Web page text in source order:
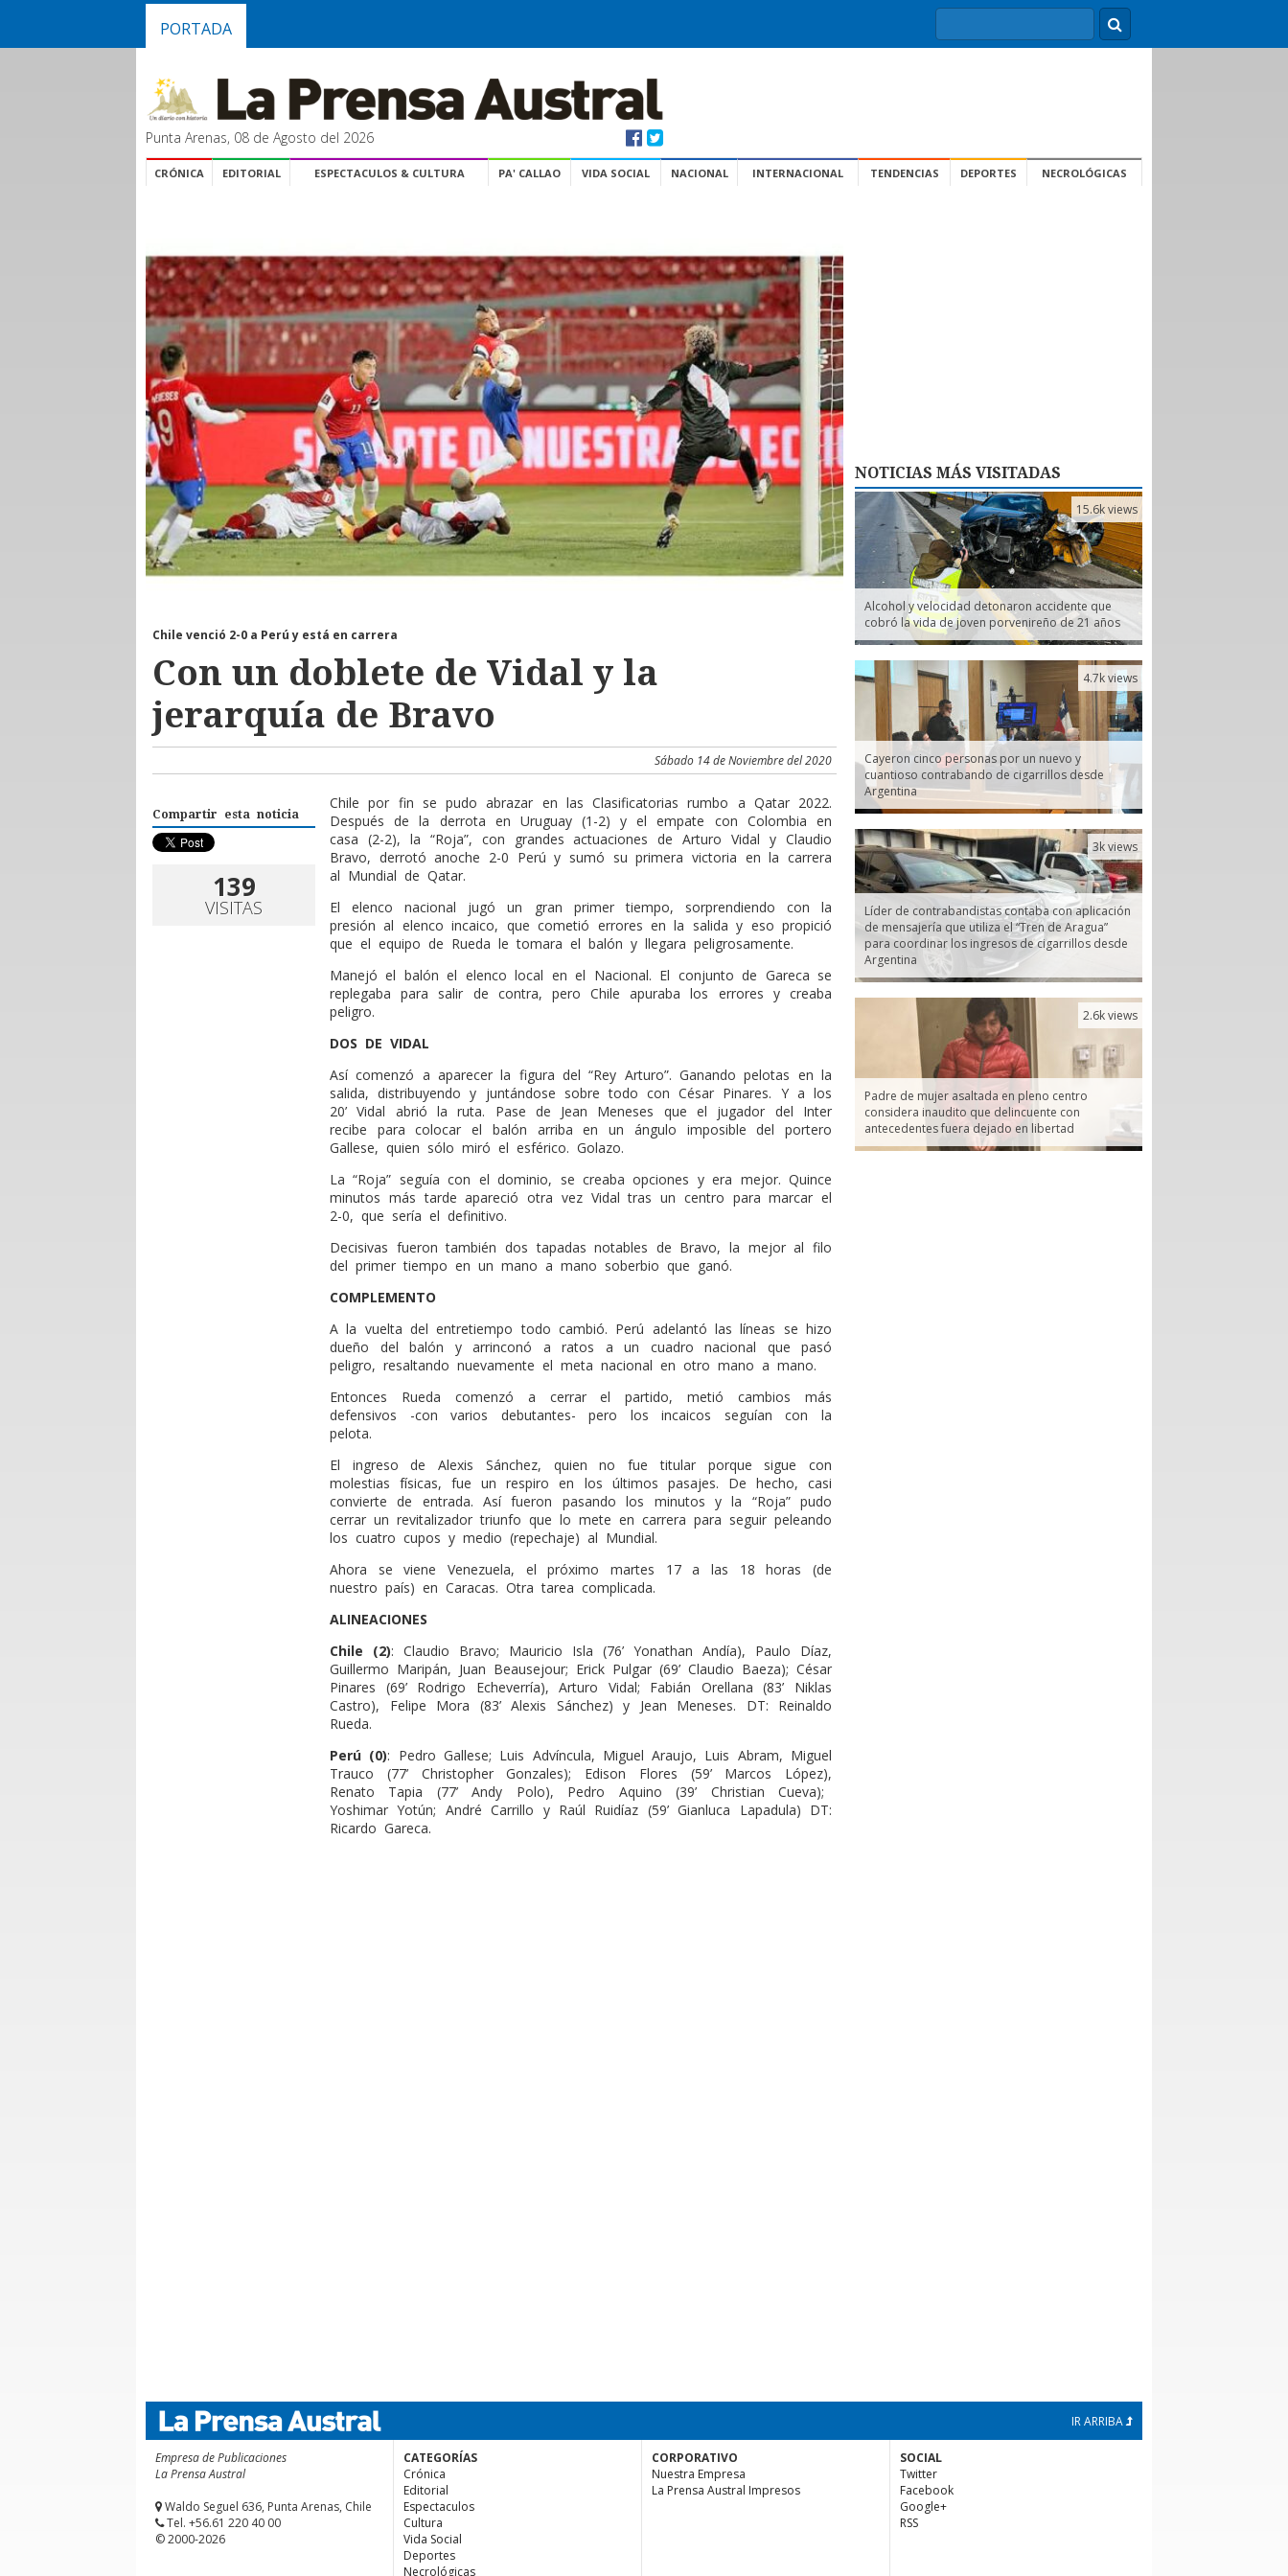
PORTADA
Punta Arenas, 08 de Agosto del 2026
CRÓNICA EDITORIAL ESPECTACULOS & CULTURA PA' CALLAO VIDA SOCIAL NACIONAL INTERNACIONAL TENDENCIAS DEPORTES NECROLÓGICAS
Chile venció 2-0 a Perú y está en carrera
Con un doblete de Vidal y la
jerarquía de Bravo
Sábado 14 de Noviembre del 2020
Compartir esta noticia
139
VISITAS
Chile por fin se pudo abrazar en las Clasificatorias rumbo a Qatar 2022.
Después de la derrota en Uruguay (1-2) y el empate con Colombia en
casa (2-2), la “Roja”, con grandes actuaciones de Arturo Vidal y Claudio
Bravo, derrotó anoche 2-0 Perú y sumó su primera victoria en la carrera
al Mundial de Qatar.
El elenco nacional jugó un gran primer tiempo, sorprendiendo con la
presión al elenco incaico, que cometió errores en la salida y eso propició
que el equipo de Rueda le tomara el balón y llegara peligrosamente.
Manejó el balón el elenco local en el Nacional. El conjunto de Gareca se
replegaba para salir de contra, pero Chile apuraba los errores y creaba
peligro.
DOS DE VIDAL
Así comenzó a aparecer la figura del “Rey Arturo”. Ganando pelotas en la
salida, distribuyendo y juntándose sobre todo con César Pinares. Y a los
20’ Vidal abrió la ruta. Pase de Jean Meneses que el jugador del Inter
recibe para colocar el balón arriba en un ángulo imposible del portero
Gallese, quien sólo miró el esférico. Golazo.
La “Roja” seguía con el dominio, se creaba opciones y era mejor. Quince
minutos más tarde apareció otra vez Vidal tras un centro para marcar el
2-0, que sería el definitivo.
Decisivas fueron también dos tapadas notables de Bravo, la mejor al filo
del primer tiempo en un mano a mano soberbio que ganó.
COMPLEMENTO
A la vuelta del entretiempo todo cambió. Perú adelantó las líneas se hizo
dueño del balón y arrinconó a ratos a un cuadro nacional que pasó
peligro, resaltando nuevamente el meta nacional en otro mano a mano.
Entonces Rueda comenzó a cerrar el partido, metió cambios más
defensivos -con varios debutantes- pero los incaicos seguían con la
pelota.
El ingreso de Alexis Sánchez, quien no fue titular porque sigue con
molestias físicas, fue un respiro en los últimos pasajes. De hecho, casi
convierte de entrada. Así fueron pasando los minutos y la “Roja” pudo
cerrar un revitalizador triunfo que lo mete en carrera para seguir peleando
los cuatro cupos y medio (repechaje) al Mundial.
Ahora se viene Venezuela, el próximo martes 17 a las 18 horas (de
nuestro país) en Caracas. Otra tarea complicada.
ALINEACIONES
Chile (2): Claudio Bravo; Mauricio Isla (76’ Yonathan Andía), Paulo Díaz,
Guillermo Maripán, Juan Beausejour; Erick Pulgar (69’ Claudio Baeza); César
Pinares (69’ Rodrigo Echeverría), Arturo Vidal; Fabián Orellana (83’ Niklas
Castro), Felipe Mora (83’ Alexis Sánchez) y Jean Meneses. DT: Reinaldo
Rueda.
Perú (0): Pedro Gallese; Luis Advíncula, Miguel Araujo, Luis Abram, Miguel
Trauco (77’ Christopher Gonzales); Edison Flores (59’ Marcos López),
Renato Tapia (77’ Andy Polo), Pedro Aquino (39’ Christian Cueva);
Yoshimar Yotún; André Carrillo y Raúl Ruidíaz (59’ Gianluca Lapadula) DT:
Ricardo Gareca.
NOTICIAS MÁS VISITADAS
Alcohol y velocidad detonaron accidente que
cobró la vida de joven porvenireño de 21 años
15.6k views
Cayeron cinco personas por un nuevo y
cuantioso contrabando de cigarrillos desde
Argentina
4.7k views
Líder de contrabandistas contaba con aplicación
de mensajería que utiliza el “Tren de Aragua”
para coordinar los ingresos de cigarrillos desde
Argentina
3k views
Padre de mujer asaltada en pleno centro
considera inaudito que delincuente con
antecedentes fuera dejado en libertad
2.6k views
IR ARRIBA
Empresa de Publicaciones
La Prensa Austral
Waldo Seguel 636, Punta Arenas, Chile
Tel. +56.61 220 40 00
© 2000-2026
CATEGORÍAS
Crónica
Editorial
Espectaculos
Cultura
Vida Social
Deportes
Necrológicas
CORPORATIVO
Nuestra Empresa
La Prensa Austral Impresos
SOCIAL
Twitter
Facebook
Google+
RSS